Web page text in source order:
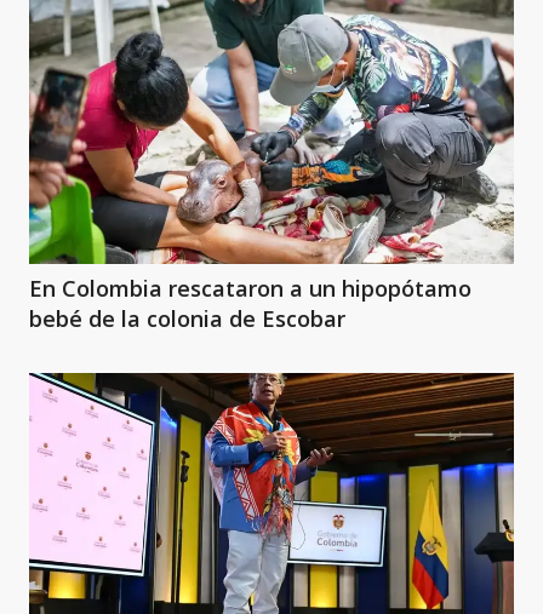
En Colombia rescataron a un hipopótamo
bebé de la colonia de Escobar